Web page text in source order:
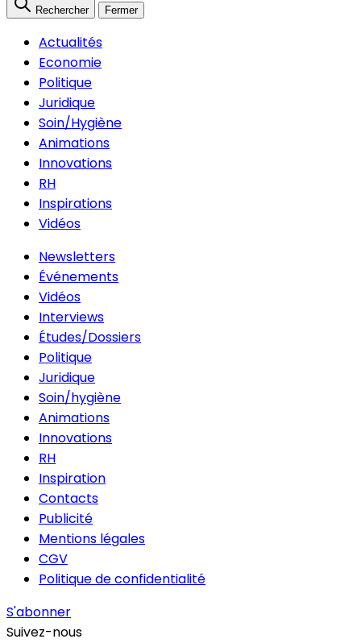
Rechercher Fermer
Actualités
Economie
Politique
Juridique
Soin/Hygiène
Animations
Innovations
RH
Inspirations
Vidéos
Newsletters
Événements
Vidéos
Interviews
Études/Dossiers
Politique
Juridique
Soin/hygiène
Animations
Innovations
RH
Inspiration
Contacts
Publicité
Mentions légales
CGV
Politique de confidentialité
S'abonner
Suivez-nous